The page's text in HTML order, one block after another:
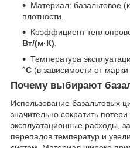
Материал: базальтовое
плотности.
Коэффициент
Вт/(м·К)
Температура
°C (в зависимости от марки
Почему выбирают
Использование базальтовых
значительно сократить
эксплуатационные расходы,
перепадов температур и